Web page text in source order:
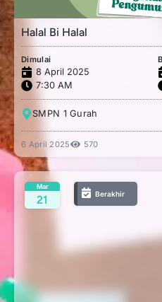
Halal Bi Halal
Dimulai
8 April 2025
7:30 AM
SMPN 1 Gurah
6 April 2025 570
Mar
21 Berakhir